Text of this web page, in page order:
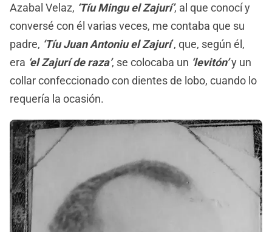
Azabal Velaz, ‘Tíu Mingu el Zajurí’, al que conocí y
conversé con él varias veces, me contaba que su
padre, ‘Tíu Juan Antoniu el Zajurí’, que, según él,
era ‘el Zajurí de raza’, se colocaba un ‘levitón’y un
collar confeccionado con dientes de lobo, cuando lo
requería la ocasión.